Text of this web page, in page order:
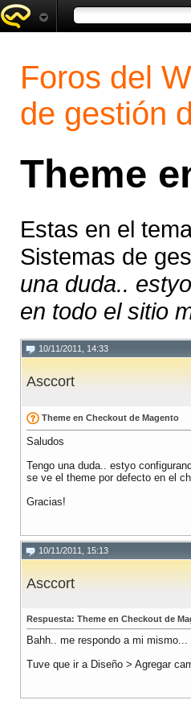
Foros del
de gestión
Theme
Estas en el
Sistemas de
una duda..
en todo el sitio
10/11/2011, 14:33
Asccort
Theme en Checkout de Magento
Saludos
Tengo una duda.. estyo
se ve el theme por defecto en el
Gracias!
10/11/2011, 15:13
Asccort
Respuesta: Theme en Checkout de
Bahh.. me respondo a mi mismo...
Tuve que ir a Diseño > Agregar